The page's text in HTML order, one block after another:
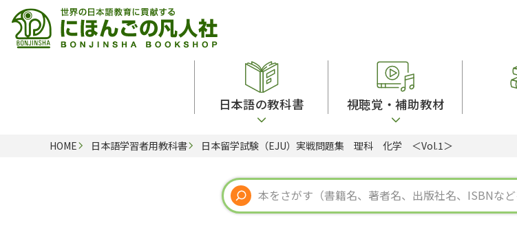
日本語の教科書
留学生向け専門分野
子ども向け
発音・聴解
視聴覚・補助教材
カード・ゲーム・絵教材
絵本・子ども向け補助
スペイン語辞典
ドイツ語辞典
ポルトガル語辞典
語彙・意味
表記
HOME 日本語学習者用教科書 日本留学試験（EJU）実戦問題集 理科 化学 ＜Vol.1＞